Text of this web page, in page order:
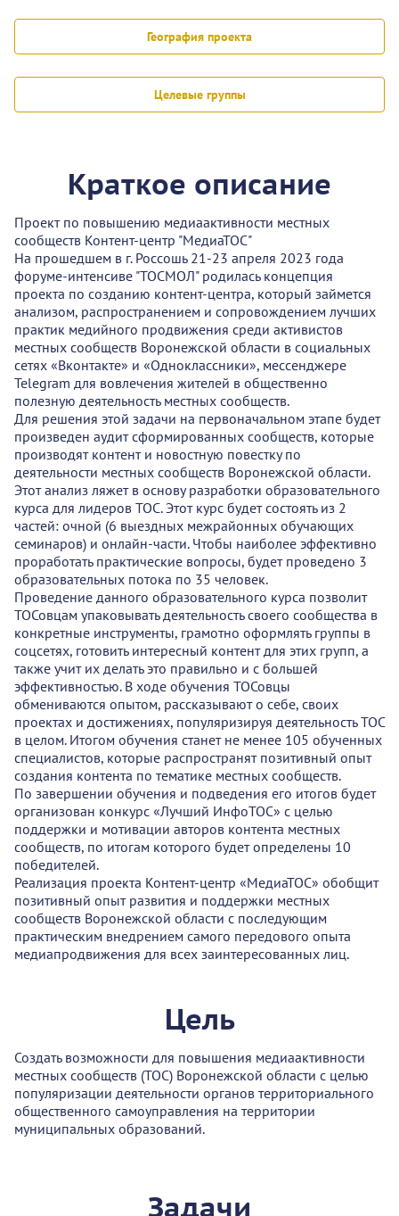
География проекта
Целевые группы
Краткое описание
Проект по повышению медиаактивности местных
сообществ Контент-центр "МедиаТОС"
На прошедшем в г. Россошь 21-23 апреля 2023 года
форуме-интенсиве "ТОСМОЛ" родилась концепция
проекта по созданию контент-центра, который займется
анализом, распространением и сопровождением лучших
практик медийного продвижения среди активистов
местных сообществ Воронежской области в социальных
сетях «Вконтакте» и «Одноклассники», мессенджере
Telegram для вовлечения жителей в общественно
полезную деятельность местных сообществ.
Для решения этой задачи на первоначальном этапе будет
произведен аудит сформированных сообществ, которые
производят контент и новостную повестку по
деятельности местных сообществ Воронежской области.
Этот анализ ляжет в основу разработки образовательного
курса для лидеров ТОС. Этот курс будет состоять из 2
частей: очной (6 выездных межрайонных обучающих
семинаров) и онлайн-части. Чтобы наиболее эффективно
проработать практические вопросы, будет проведено 3
образовательных потока по 35 человек.
Проведение данного образовательного курса позволит
ТОСовцам упаковывать деятельность своего сообщества в
конкретные инструменты, грамотно оформлять группы в
соцсетях, готовить интересный контент для этих групп, а
также учит их делать это правильно и с большей
эффективностью. В ходе обучения ТОСовцы
обмениваются опытом, рассказывают о себе, своих
проектах и достижениях, популяризируя деятельность ТОС
в целом. Итогом обучения станет не менее 105 обученных
специалистов, которые распространят позитивный опыт
создания контента по тематике местных сообществ.
По завершении обучения и подведения его итогов будет
организован конкурс «Лучший ИнфоТОС» с целью
поддержки и мотивации авторов контента местных
сообществ, по итогам которого будет определены 10
победителей.
Реализация проекта Контент-центр «МедиаТОС» обобщит
позитивный опыт развития и поддержки местных
сообществ Воронежской области с последующим
практическим внедрением самого передового опыта
медиапродвижения для всех заинтересованных лиц.
Цель
Создать возможности для повышения медиаактивности
местных сообществ (ТОС) Воронежской области с целью
популяризации деятельности органов территориального
общественного самоуправления на территории
муниципальных образований.
Задачи